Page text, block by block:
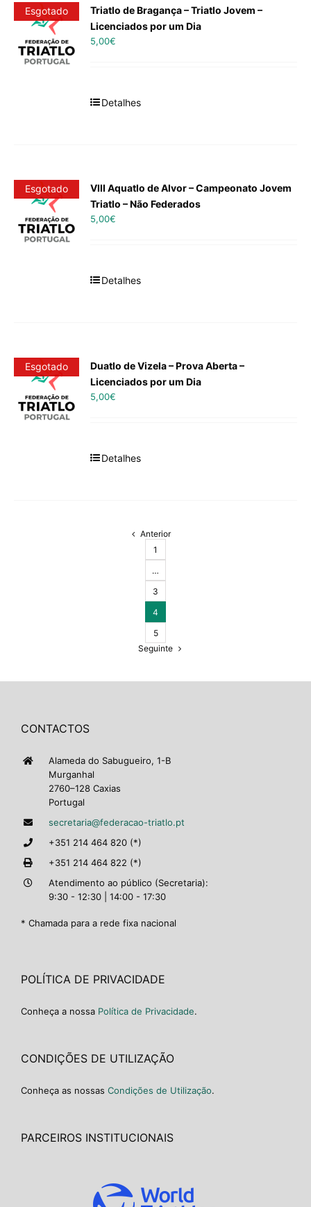
Esgotado
Triatlo de Bragança – Triatlo Jovem –
Licenciados por um Dia
5,00€
Detalhes
Esgotado
VIII Aquatlo de Alvor – Campeonato Jovem
Triatlo – Não Federados
5,00€
Detalhes
Esgotado
Duatlo de Vizela – Prova Aberta –
Licenciados por um Dia
5,00€
Detalhes
Anterior
1
…
3
4
5
Seguinte
CONTACTOS
Alameda do Sabugueiro, 1-B
Murganhal
2760–128 Caxias
Portugal
secretaria@federacao-triatlo.pt
+351 214 464 820 (*)
+351 214 464 822 (*)
Atendimento ao público (Secretaria):
9:30 - 12:30 | 14:00 - 17:30
* Chamada para a rede fixa nacional
POLÍTICA DE PRIVACIDADE
Conheça a nossa Política de Privacidade.
CONDIÇÕES DE UTILIZAÇÃO
Conheça as nossas Condições de Utilização.
PARCEIROS INSTITUCIONAIS